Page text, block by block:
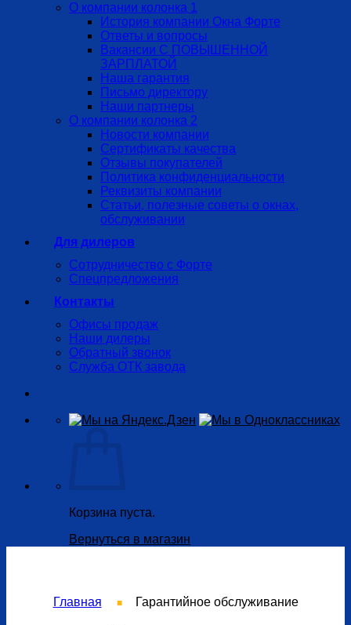
О компании колонка 1
История компании Окна Форте
Ответы и вопросы
Вакансии С ПОВЫШЕННОЙ
ЗАРПЛАТОЙ
Наша гарантия
Письмо директору
Наши партнеры
О компании колонка 2
Новости компании
Сертификаты качества
Отзывы покупателей
Политика конфиденциальности
Реквизиты компании
Статьи, полезные советы о окнах,
обслуживании
Для дилеров
Сотрудничество с Форте
Спецпредложения
Контакты
Офисы продаж
Наши дилеры
Обратный звонок
Служба ОТК завода
Корзина пуста.
Вернуться в магазин
Главная ■ Гарантийное обслуживание